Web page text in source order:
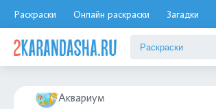
Раскраски Онлайн раскраски Загадки
Айфон
Аквариум